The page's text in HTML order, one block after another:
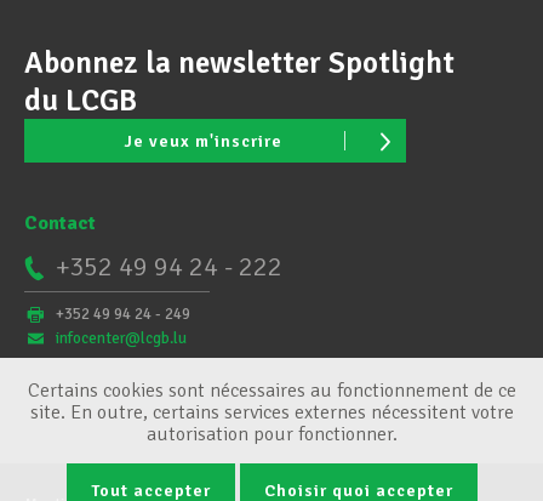
Abonnez la newsletter Spotlight
du LCGB
Je veux m'inscrire
Contact
+352 49 94 24 - 222
+352 49 94 24 - 249
infocenter@lcgb.lu
Certains cookies sont nécessaires au fonctionnement de ce
site. En outre, certains services externes nécessitent votre
autorisation pour fonctionner.
Tout accepter Choisir quoi accepter